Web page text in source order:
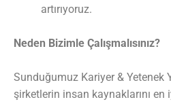
artırıyoruz.
Neden Bizimle Çalışmalısınız?
Sunduğumuz Kariyer & Yetenek
şirketlerin insan kaynaklarını